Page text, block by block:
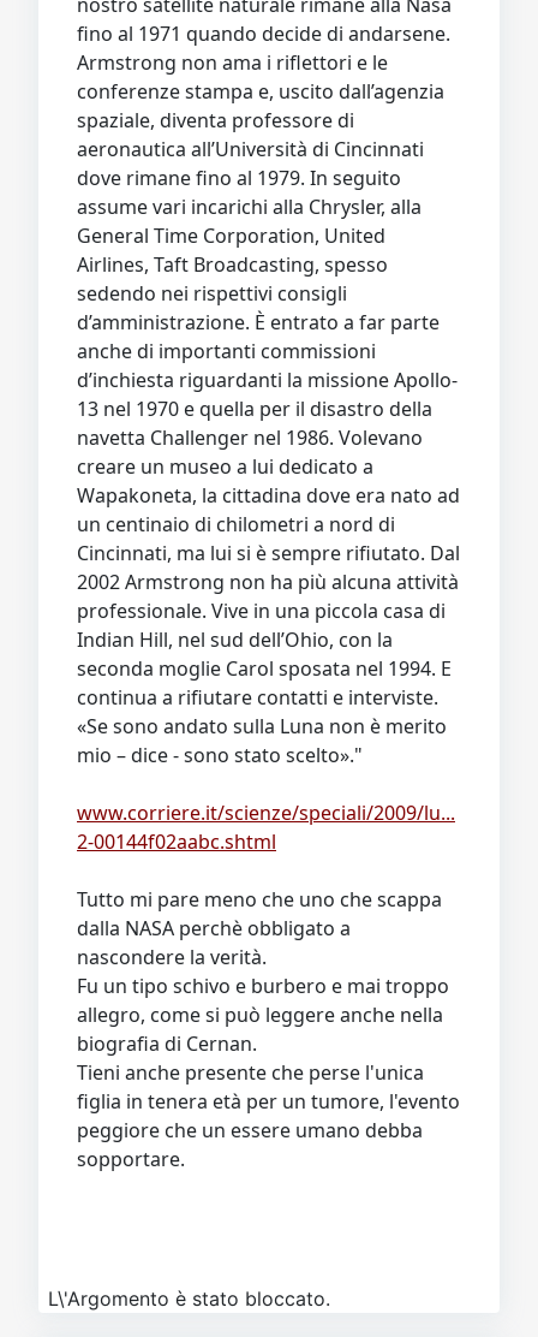
fino al 1971 quando decide di andarsene.
Armstrong non ama i riflettori e le
conferenze stampa e, uscito dall’agenzia
spaziale, diventa professore di
aeronautica all’Università di Cincinnati
dove rimane fino al 1979. In seguito
assume vari incarichi alla Chrysler, alla
General Time Corporation, United
Airlines, Taft Broadcasting, spesso
sedendo nei rispettivi consigli
d’amministrazione. È entrato a far parte
anche di importanti commissioni
d’inchiesta riguardanti la missione Apollo-
13 nel 1970 e quella per il disastro della
navetta Challenger nel 1986. Volevano
creare un museo a lui dedicato a
Wapakoneta, la cittadina dove era nato ad
un centinaio di chilometri a nord di
Cincinnati, ma lui si è sempre rifiutato. Dal
2002 Armstrong non ha più alcuna attività
professionale. Vive in una piccola casa di
Indian Hill, nel sud dell’Ohio, con la
seconda moglie Carol sposata nel 1994. E
continua a rifiutare contatti e interviste.
«Se sono andato sulla Luna non è merito
mio – dice - sono stato scelto»."
www.corriere.it/scienze/speciali/2009/lu...
2-00144f02aabc.shtml
Tutto mi pare meno che uno che scappa
dalla NASA perchè obbligato a
nascondere la verità.
Fu un tipo schivo e burbero e mai troppo
allegro, come si può leggere anche nella
biografia di Cernan.
Tieni anche presente che perse l'unica
figlia in tenera età per un tumore, l'evento
peggiore che un essere umano debba
sopportare.
L\'Argomento è stato bloccato.